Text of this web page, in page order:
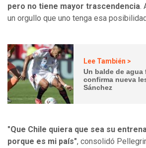
pero no tiene mayor trascendencia.
un orgullo que uno tenga esa
Lee También >
Un balde de agua
confirma nueva
Sánchez
"Que Chile quiera que sea su
porque es mi país", consolidó